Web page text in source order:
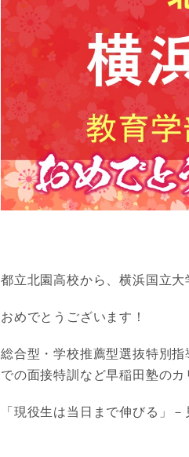
都立北園高校から、横浜国立
おめでとうございます！
総合型・学校推薦型選抜特別
での面接特訓など早稲田塾のカ
「現役生は当日まで伸びる」